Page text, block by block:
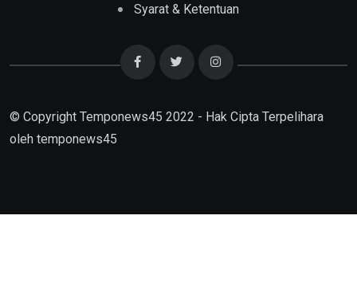
Syarat & Ketentuan
© Copyright Temponews45 2022 - Hak Cipta Terpelihara
oleh temponews45